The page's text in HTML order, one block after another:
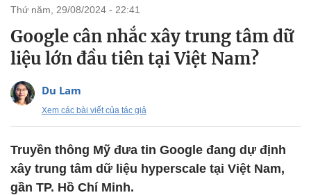
thứ năm, 29/08/2024 - 22:41
Google cân nhắc xây trung tâm dữ
liệu lớn đầu tiên tại Việt Nam?
Du Lam
Xem các bài viết của tác giả
Truyền thông Mỹ đưa tin Google đang dự định
xây trung tâm dữ liệu hyperscale tại Việt Nam,
gần TP. Hồ Chí Minh.